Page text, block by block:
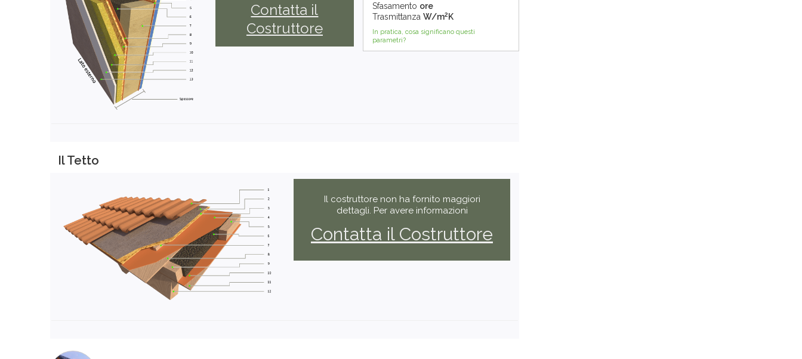
Contatta il
Costruttore
Sfasamento ore
Trasmittanza W/m2 K
In pratica, cosa significano questi
parametri?
Il Tetto
Il costruttore non ha fornito maggiori
dettagli. Per avere informazioni
Contatta il Costruttore